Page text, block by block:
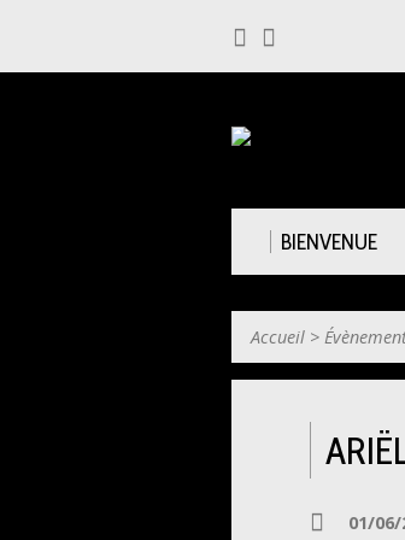
BIENVENUE
Accueil >
01/06/